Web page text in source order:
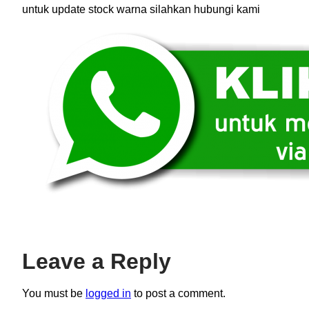
untuk update stock warna silahkan hubungi kami
Leave a Reply
You must be logged in to post a comment.